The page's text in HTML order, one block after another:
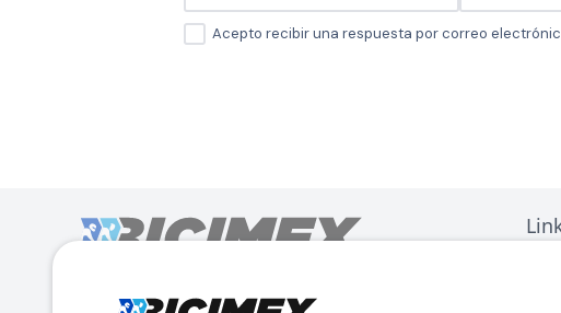
Acepto recibir una respuesta por correo